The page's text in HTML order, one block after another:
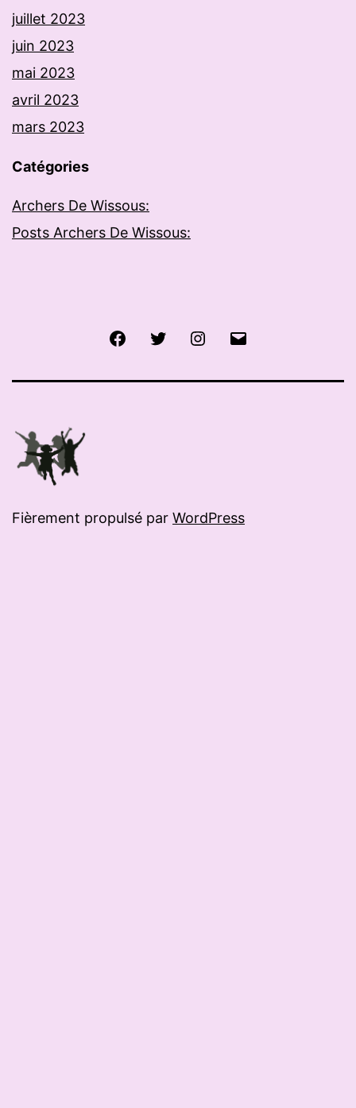
juillet 2023
juin 2023
mai 2023
avril 2023
mars 2023
Catégories
Archers De Wissous:
Posts Archers De Wissous:
FacebookTwitter Instagram
Fièrement propulsé par WordPress